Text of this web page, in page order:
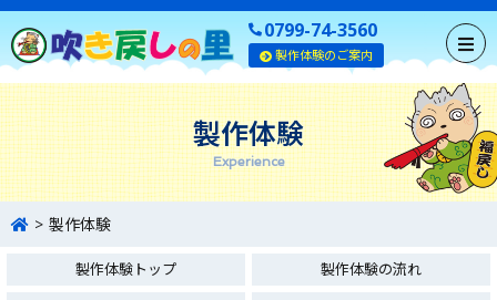
0799-74-3560
製作体験のご案内
製作体験
Experience
製作体験
製作体験トップ
製作体験の流れ